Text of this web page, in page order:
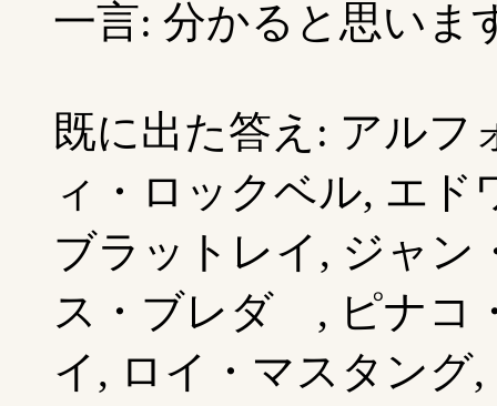
一言: 分かると思いま
既に出た答え: アルフ
ィ・ロックベル, エ
ブラットレイ, ジャン
ス・ブレダ , ピナコ
イ, ロイ・マスタング